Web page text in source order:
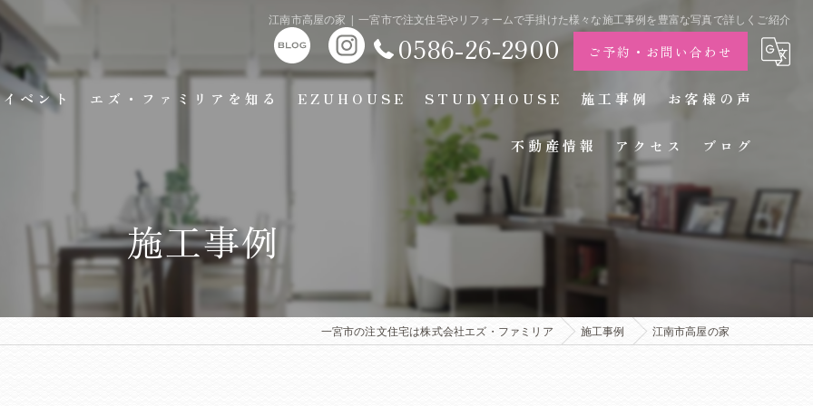
江南市高屋の家 | 一宮市で注文住宅やリフォームで手掛けた様々な施工事例を豊富な写真で詳しくご紹介
0586-26-2900 ご予約・お問い合わせ
イベント エズ・ファミリアを知る EZUHOUSE STUDYHOUSE 施工事例 お客様の声
不動産情報 アクセス ブログ
施工事例
一宮市の注文住宅は株式会社エズ・ファミリア 施工事例 江南市高屋の家